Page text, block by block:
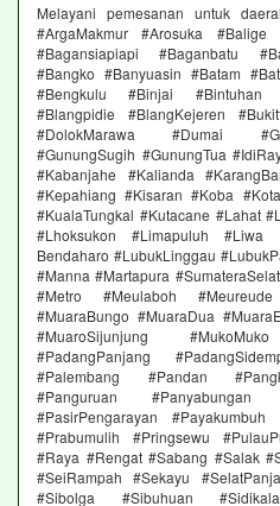
Melayani pemesanan untuk
#ArgaMakmur #Arosuka #Balige
#Bagansiapiapi #Baganbatu
#Bangko #Banyuasin #Batam
#Bengkulu #Binjai #Bintuhan
#Blangpidie #BlangKejeren
#DolokMarawa #Dumai
#GunungSugih #GunungTua
#Kabanjahe #Kalianda
#Kepahiang #Kisaran #Koba
#KualaTungkal #Kutacane #Lahat
#Lhoksukon #Limapuluh #Liwa
Bendaharo #LubukLinggau
#Manna #Martapura
#Metro #Meulaboh
#MuaraBungo #MuaraDua
#MuaroSijunjung
#PadangPanjang
#Palembang #Pandan
#Panguruan #Panyabungan
#PasirPengarayan #Payakumbuh
#Prabumulih #Pringsewu
#Raya #Rengat #Sabang #Salak
#SeiRampah #Sekayu
#Sibolga #Sibuhuan